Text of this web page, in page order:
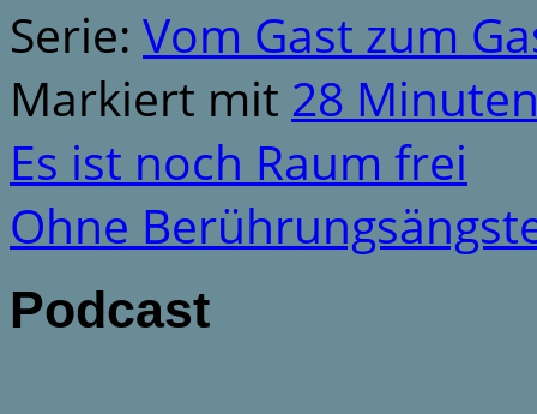
Serie: Vom Gast zum
Markiert mit 28
Es ist noch Raum frei
Ohne
Podcast